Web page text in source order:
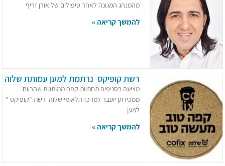
מהמנהג המגונה לאחר טיפולים של אורן זריף
להמשך קריאה »
רשת קופיקס נרתמת למען עמותת שלוה
מציעה בסניפיה תחתיות קפה ממותגות שהרווח
ממכירתן יועבר למרכז הלאומי שלוה רשת "קופיקס "
למען
להמשך קריאה »